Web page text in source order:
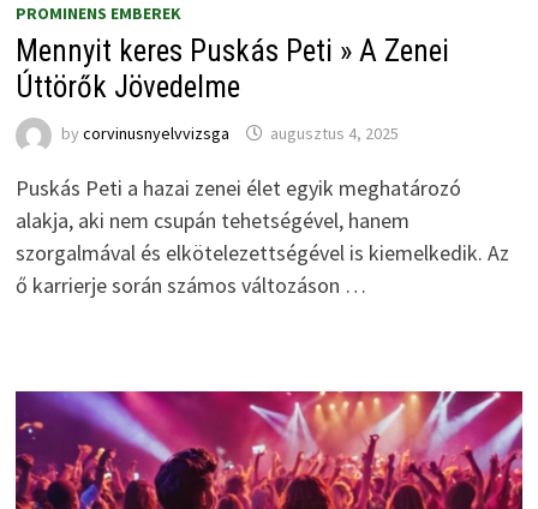
PROMINENS EMBEREK
Mennyit keres Puskás Peti » A Zenei
Úttörők Jövedelme
by corvinusnyelvvizsga augusztus 4, 2025
Puskás Peti a hazai zenei élet egyik meghatározó
alakja, aki nem csupán tehetségével, hanem
szorgalmával és elkötelezettségével is kiemelkedik. Az
ő karrierje során számos változáson …